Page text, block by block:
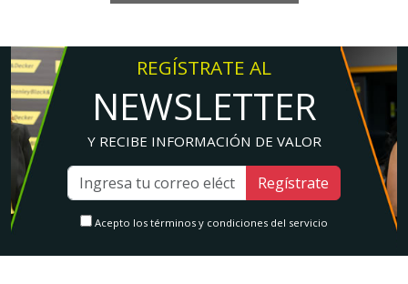
REGÍSTRATE AL
NEWSLETTER
Y RECIBE INFORMACIÓN DE VALOR
Regístrate
Acepto los términos y condiciones del servicio